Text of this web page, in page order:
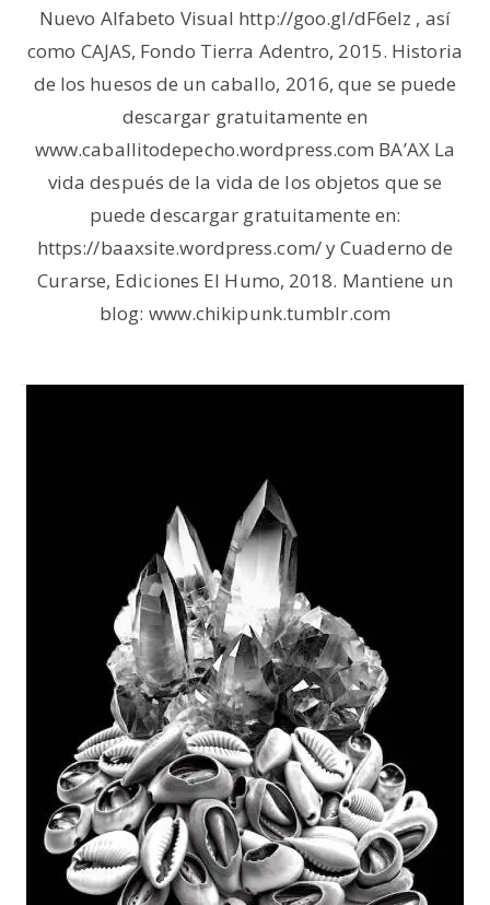
Nuevo Alfabeto Visual http://goo.gl/dF6elz , así
como CAJAS, Fondo Tierra Adentro, 2015. Historia
de los huesos de un caballo, 2016, que se puede
descargar gratuitamente en
www.caballitodepecho.wordpress.com BA’AX La
vida después de la vida de los objetos que se
puede descargar gratuitamente en:
https://baaxsite.wordpress.com/ y Cuaderno de
Curarse, Ediciones El Humo, 2018. Mantiene un
blog: www.chikipunk.tumblr.com